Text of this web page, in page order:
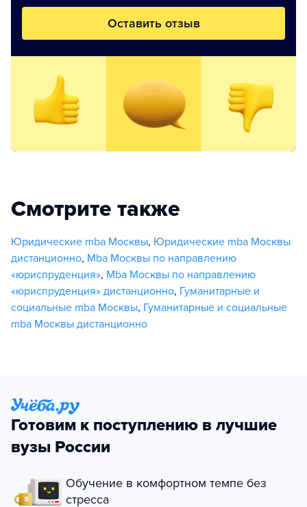
Оставить отзыв
Смотрите также
Юридические mba Москвы, Юридические mba Москвы
дистанционно, Mba Москвы по направлению
«юриспруденция», Mba Москвы по направлению
«юриспруденция» дистанционно, Гуманитарные и
социальные mba Москвы, Гуманитарные и социальные
mba Москвы дистанционно
Готовим к поступлению в лучшие
вузы России
Обучение в комфортном темпе без
стресса